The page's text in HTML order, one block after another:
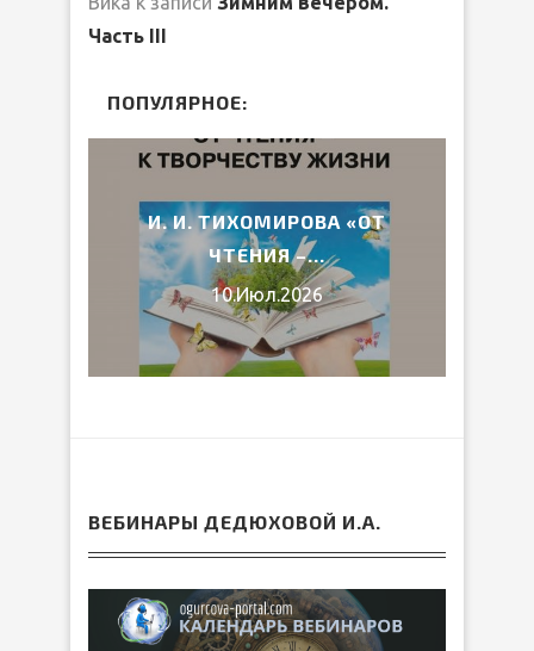
Часть III
ПОПУЛЯРНОЕ:
И. И. ТИХОМИРОВА «ОТ
ЧТЕНИЯ –...
10.Июл.2026
ВЕБИНАРЫ ДЕДЮХОВОЙ И.А.